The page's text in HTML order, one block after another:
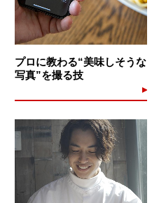
プロに教わる“美味しそうな
写真”を撮る技